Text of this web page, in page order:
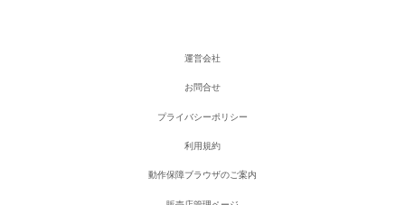
運営会社
お問合せ
プライバシーポリシー
利用規約
動作保障ブラウザのご案内